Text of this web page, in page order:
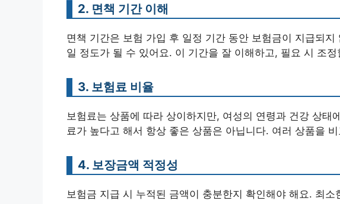
2. 면책 기간 이해
면책 기간은 보험 가입 후 일정 기간 동안 보험금이 지급되
일 정도가 될 수 있어요. 이 기간을 잘 이해하고, 필요 시 조
3. 보험료 비율
보험료는 상품에 따라 상이하지만, 여성의 연령과 건강 상태
료가 높다고 해서 항상 좋은 상품은 아닙니다. 여러 상품을
4. 보장금액 적정성
보험금 지급 시 누적된 금액이 충분한지 확인해야 해요. 최